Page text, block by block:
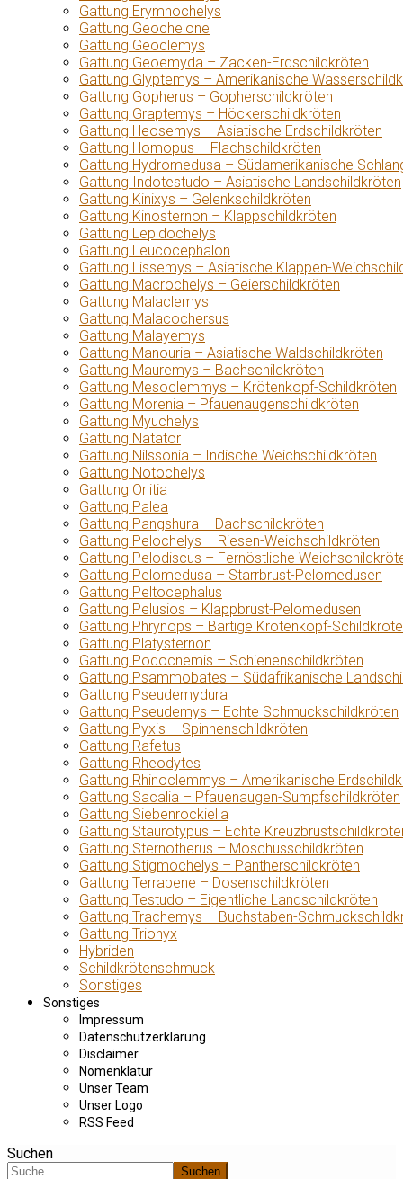
Gattung Erymnochelys
Gattung Geochelone
Gattung Geoclemys
Gattung Geoemyda – Zacken-Erdschildkröten
Gattung Glyptemys – Amerikanische
Gattung Gopherus – Gopherschildkröten
Gattung Graptemys – Höckerschildkröten
Gattung Heosemys – Asiatische Erdschildkröten
Gattung Homopus – Flachschildkröten
Gattung Hydromedusa – Südamerikanische
Gattung Indotestudo – Asiatische Landschildkröten
Gattung Kinixys – Gelenkschildkröten
Gattung Kinosternon – Klappschildkröten
Gattung Lepidochelys
Gattung Leucocephalon
Gattung Lissemys – Asiatische Klappen-
Gattung Macrochelys – Geierschildkröten
Gattung Malaclemys
Gattung Malacochersus
Gattung Malayemys
Gattung Manouria – Asiatische Waldschildkröten
Gattung Mauremys – Bachschildkröten
Gattung Mesoclemmys – Krötenkopf-Schildkröten
Gattung Morenia – Pfauenaugenschildkröten
Gattung Myuchelys
Gattung Natator
Gattung Nilssonia – Indische Weichschildkröten
Gattung Notochelys
Gattung Orlitia
Gattung Palea
Gattung Pangshura – Dachschildkröten
Gattung Pelochelys – Riesen-Weichschildkröten
Gattung Pelodiscus – Fernöstliche
Gattung Pelomedusa – Starrbrust-Pelomedusen
Gattung Peltocephalus
Gattung Pelusios – Klappbrust-Pelomedusen
Gattung Phrynops – Bärtige Krötenkopf-
Gattung Platysternon
Gattung Podocnemis – Schienenschildkröten
Gattung Psammobates – Südafrikanische
Gattung Pseudemydura
Gattung Pseudemys – Echte Schmuckschildkröten
Gattung Pyxis – Spinnenschildkröten
Gattung Rafetus
Gattung Rheodytes
Gattung Rhinoclemmys – Amerikanische
Gattung Sacalia – Pfauenaugen-Sumpfschildkröten
Gattung Siebenrockiella
Gattung Staurotypus – Echte
Gattung Sternotherus – Moschusschildkröten
Gattung Stigmochelys – Pantherschildkröten
Gattung Terrapene – Dosenschildkröten
Gattung Testudo – Eigentliche Landschildkröten
Gattung Trachemys – Buchstaben-
Gattung Trionyx
Hybriden
Schildkrötenschmuck
Sonstiges
Sonstiges
Impressum
Datenschutzerklärung
Disclaimer
Nomenklatur
Unser Team
Unser Logo
RSS Feed
Suchen
Suchen